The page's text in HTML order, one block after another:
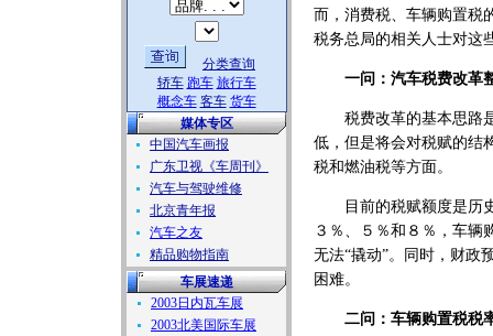
分类查询
轿车 跑车 旅行车
概念车 客车 货车
媒体专区
中国汽车画报
广东卫视《车周刊》
汽车与驾驶维修
北京青年报
汽车之友
精品购物指南
车展速递
2003日内瓦车展
2003北美国际车展
而，消费税、车辆购置税
税务总局的相关人士对这
一问：汽车税费改革
税费改革的基本思路是
低，但是将会对税赋的结
税和燃油税等方面。
目前的税赋额度是历史
３％、５％和８％，车辆
无法“撬动”。同时，财政
困难。
二问：车辆购置税税